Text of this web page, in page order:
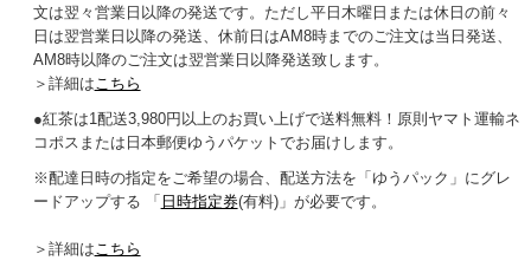
文は翌々営業日以降の発送です。ただし平日木曜日または休日の前々
日は翌営業日以降の発送、休前日はAM8時までのご注文は当日発送、
AM8時以降のご注文は翌営業日以降発送致します。
＞詳細はこちら
●紅茶は1配送3,980円以上のお買い上げで送料無料！原則ヤマト運輸ネ
コポスまたは日本郵便ゆうパケットでお届けします。
※配達日時の指定をご希望の場合、配送方法を「ゆうパック」にグレ
ードアップする 「 日時指定券(有料)」が必要です。
＞詳細はこちら